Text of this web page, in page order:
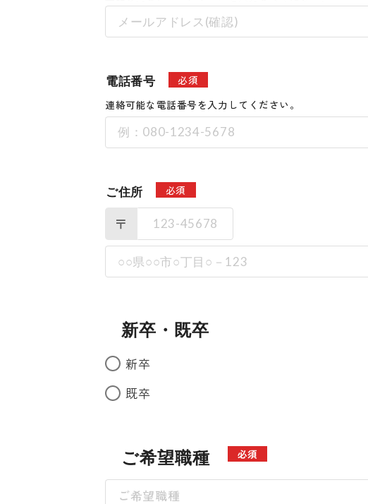
電話番号
必須
連絡可能な電話番号を入力してください。
ご住所 必須
〒
新卒・既卒
新卒
既卒
ご希望職種 必須
ご希望職種